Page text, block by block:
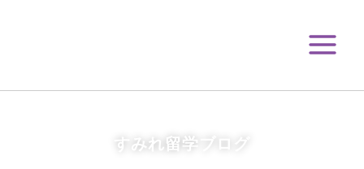
すみれ留学ブログ
イ